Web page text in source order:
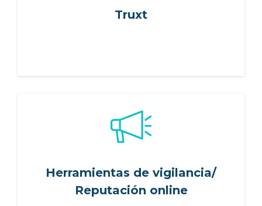
Truxt
Herramientas de vigilancia/
Reputación online